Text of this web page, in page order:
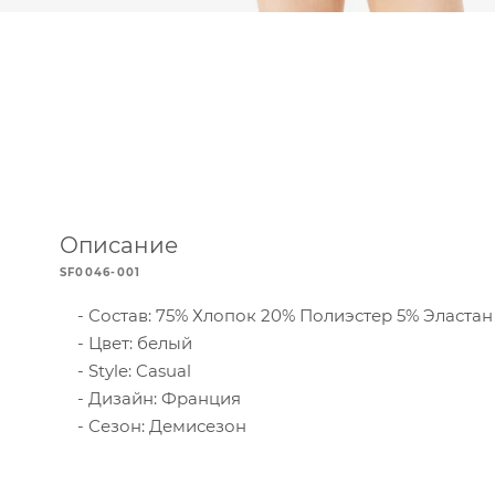
Описание
SF0046-001
Состав: 75% Хлопок 20% Полиэстер 5% Эластан
Цвет: белый
Style: Casual
Дизайн: Франция
Сезон: Демисезон